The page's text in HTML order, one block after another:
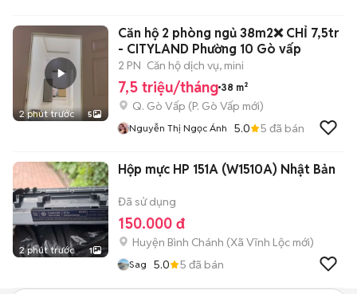
2 phút trước 5
Căn hộ 2 phòng ngủ 38m2❌ CHỈ 7,5tr
- CITYLAND Phường 10 Gò vấp
2 PN Căn hộ dịch vụ, mini
7,5 triệu/tháng 38 m²
Q. Gò Vấp (P. Gò Vấp mới)
Nguyễn Thị Ngọc Ánh 5.0 5 đã bán
2 phút trước 1
Hộp mực HP 151A (W1510A) Nhật Bản
Đã sử dụng
150.000 đ
Huyện Bình Chánh (Xã Vĩnh Lộc mới)
Sag 5.0 5 đã bán